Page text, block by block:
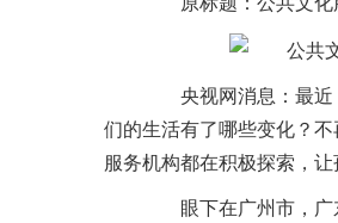
央视网消息：最近
们的生活有了哪些变化？
服务机构都在积极探索，让
眼下在广州市，广